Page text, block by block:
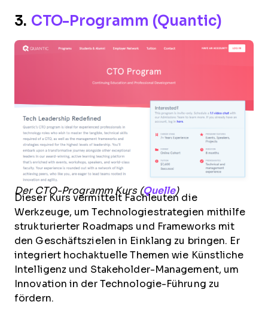
3. CTO-Programm (Quantic)
Der CTO-Programm Kurs (Quelle)
Dieser Kurs vermittelt Fachleuten die
Werkzeuge, um Technologiestrategien mithilfe
strukturierter Roadmaps und Frameworks mit
den Geschäftszielen in Einklang zu bringen. Er
integriert hochaktuelle Themen wie Künstliche
Intelligenz und Stakeholder-Management, um
Innovation in der Technologie-Führung zu
fördern.